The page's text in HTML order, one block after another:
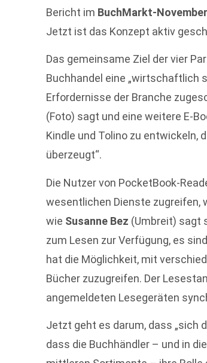
Bericht im BuchMarkt-
Jetzt ist das Konzept aktiv
Das gemeinsame Ziel der vier
Buchhandel eine „wirtschaftlich
Erfordernisse der Branche
(Foto) sagt und eine weitere E-
Kindle und Tolino zu entwickeln,
überzeugt“.
Die Nutzer von PocketBook-
wesentlichen Dienste zugreifen,
wie Susanne Bez (Umbreit) sagt
zum Lesen zur Verfügung, es
hat die Möglichkeit, mit
Bücher zuzugreifen. Der
angemeldeten Lesegeräten
Jetzt geht es darum, dass „sich
dass die Buchhändler – und in